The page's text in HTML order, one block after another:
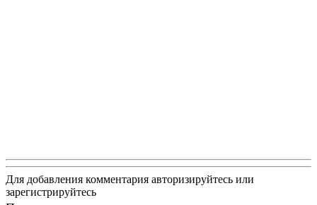
Для добавления комментария авторизируйтесь или
зарегистрируйтесь